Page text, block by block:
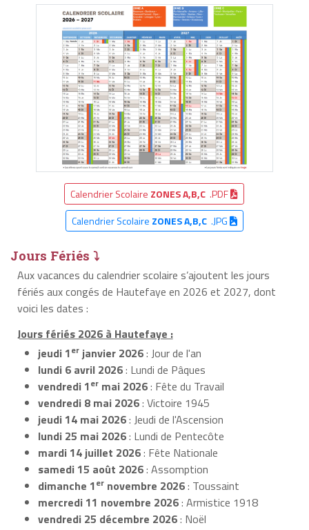
Calendrier Scolaire ZONES A,B,C .PDF
Calendrier Scolaire ZONES A,B,C.JPG
Jours Fériés ⤵
Aux vacances du calendrier scolaire s’ajoutent les jours
fériés aux congés de Hautefaye en 2026 et 2027, dont
voici les dates :
Jours fériés 2026 à Hautefaye :
jeudi 1er janvier 2026: Jour de l'an
lundi 6 avril 2026: Lundi de Pâques
vendredi 1er mai 2026: Fête du Travail
vendredi 8 mai 2026: Victoire 1945
jeudi 14 mai 2026: Jeudi de l'Ascension
lundi 25 mai 2026: Lundi de Pentecôte
mardi 14 juillet 2026: Fête Nationale
samedi 15 août 2026: Assomption
dimanche 1er novembre 2026: Toussaint
mercredi 11 novembre 2026: Armistice 1918
vendredi 25 décembre 2026: Noël